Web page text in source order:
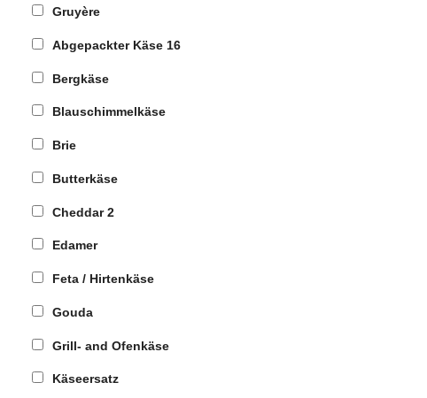
Gruyère
Abgepackter Käse 16
Bergkäse
Blauschimmelkäse
Brie
Butterkäse
Cheddar2
Edamer
Feta / Hirtenkäse
Gouda
Grill- and Ofenkäse
Käseersatz